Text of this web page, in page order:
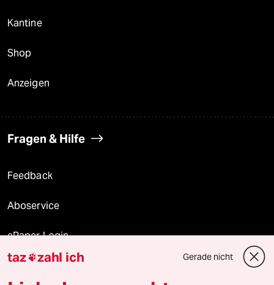
Kantine
Shop
Anzeigen
Fragen & Hilfe
Feedback
Aboservice
ePaper Login
Downloads für Abonnierende
taz zahl ich Gerade nicht